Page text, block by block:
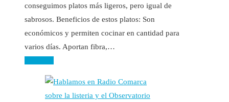
conseguimos platos más ligeros, pero igual de
sabrosos. Beneficios de estos platos: Son
económicos y permiten cocinar en cantidad para
varios días. Aportan fibra,…